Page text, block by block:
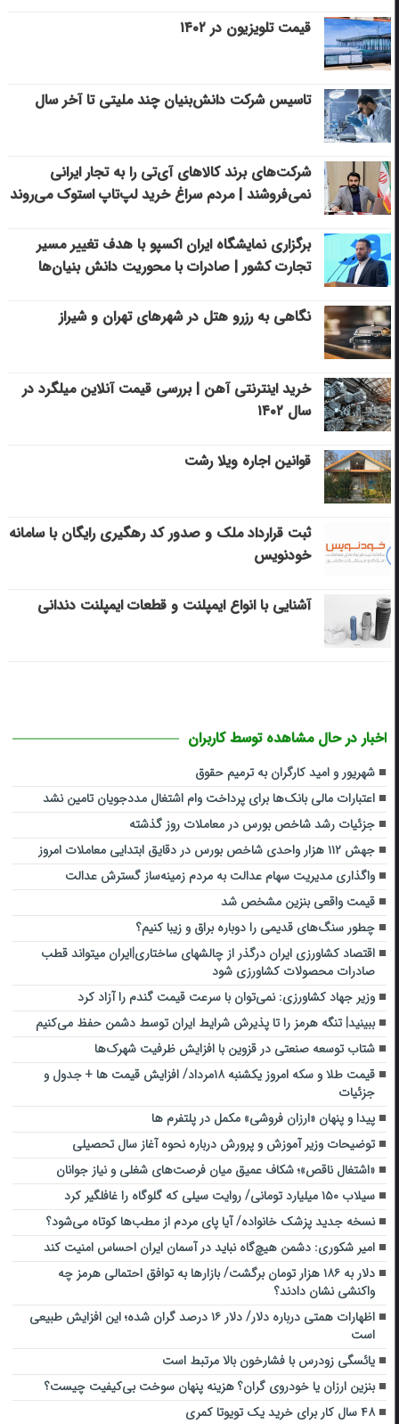
قیمت تلویزیون در ۱۴۰۲
تاسیس شرکت دانش‌بنیان چند ملیتی تا آخر سال
شرکت‌های برند کالاهای آی‌تی را به تجار ایرانی
نمی‌فروشند | مردم سراغ خرید لپ‌تاپ استوک می‌روند
برگزاری نمایشگاه ایران اکسپو با هدف تغییر مسیر
تجارت کشور | صادرات با محوریت دانش بنیان‌ها
نگاهی به رزرو هتل در شهرهای تهران و شیراز
خرید اینترنتی آهن | بررسی قیمت آنلاین میلگرد در
سال ۱۴۰۲
قوانین اجاره ویلا رشت
ثبت قرارداد ملک و صدور کد رهگیری رایگان با سامانه
خودنویس
آشنایی با انواع ایمپلنت و قطعات ایمپلنت دندانی
اخبار در حال مشاهده توسط کاربران
شهریور و امید کارگران به ترمیم حقوق
اعتبارات مالی بانک‌ها برای پرداخت وام اشتغال مددجویان تامین نشد
جزئیات رشد شاخص بورس در معاملات روز گذشته
جهش ۱۱۲ هزار واحدی شاخص بورس در دقایق ابتدایی معاملات امروز
واگذاری مدیریت سهام عدالت به مردم زمینه‌ساز گسترش عدالت
قیمت واقعی بنزین مشخص شد
چطور سنگ‌های قدیمی را دوباره براق و زیبا کنیم؟
اقتصاد کشاورزی ایران درگذر از چالشهای ساختاری|ایران میتواند قطب
صادرات محصولات کشاورزی شود
وزیر جهاد کشاورزی: نمی‌توان با سرعت قیمت گندم را آزاد کرد
ببینید| تنگه هرمز را تا پذیرش شرایط ایران توسط دشمن حفظ می‌کنیم
شتاب توسعه صنعتی در قزوین با افزایش ظرفیت شهرک‌ها
قیمت طلا و سکه امروز یکشنبه ۱۸مرداد/ افزایش قیمت ها + جدول و
جزئیات
پیدا و پنهان «ارزان فروشی» مکمل در پلتفرم ها
توضیحات وزیر آموزش و پرورش درباره نحوه آغاز سال تحصیلی
«اشتغال ناقص»؛ شکاف عمیق میان فرصت‌های شغلی و نیاز جوانان
سیلاب ۱۵۰ میلیارد تومانی/ روایت سیلی که گلوگاه را غافلگیر کرد
نسخه جدید پزشک خانواده/ آیا پای مردم از مطب‌ها‌ کوتاه می‌شود؟
امیر شکوری: دشمن هیچ‌گاه نباید در آسمان ایران احساس امنیت کند
دلار به ۱۸۶ هزار تومان برگشت/ بازارها به توافق احتمالی هرمز چه
واکنشی نشان دادند؟
اظهارات همتی درباره دلار/ دلار ۱۶ درصد گران شده؛ این افزایش طبیعی
است
یائسگی زودرس با فشارخون بالا مرتبط است
بنزین ارزان یا خودروی گران؟ هزینه پنهان سوخت بی‌کیفیت چیست؟
۴۸ سال کار برای خرید یک تویوتا کمری